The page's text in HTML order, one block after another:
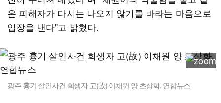
은 피해자가 다시는 나오지 않기를 바라는 마음으로
입장을 낸다"고 밝혔다.
광주 흉기 살인사건 희생자 고(故) 이채원 양 초상화. 연합뉴스